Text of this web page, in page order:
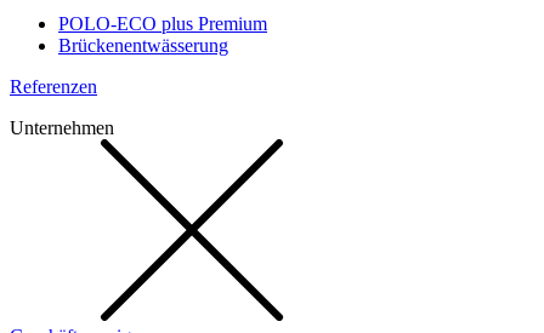
POLO-ECO plus Premium
Brückenentwässerung
Referenzen
Unternehmen